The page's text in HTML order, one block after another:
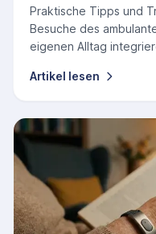
Praktische Tipps und
Besuche des
eigenen Alltag
Artikel lesen